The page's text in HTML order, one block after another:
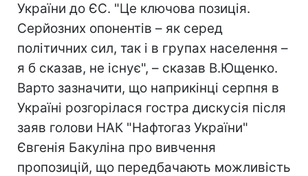
України до ЄС. "Це ключова позиція.
Серйозних опонентів – як серед
політичних сил, так і в групах населення –
я б сказав, не існує", – сказав В.Ющенко.
Варто зазначити, що наприкінці серпня в
Україні розгорілася гостра дискусія після
заяв голови НАК "Нафтогаз України"
Євгенія Бакуліна про вивчення
пропозицій, що передбачають можливість